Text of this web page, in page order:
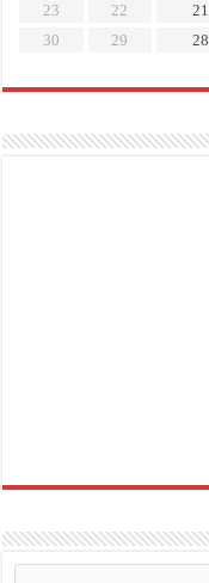
21
22
23
28
29
30